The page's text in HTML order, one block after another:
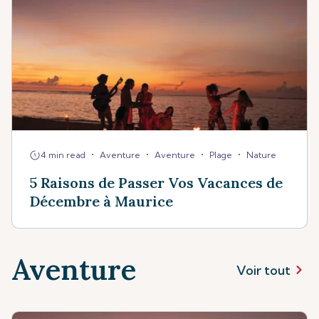
4 min read • Aventure • Aventure • Plage • Nature
5 Raisons de Passer Vos Vacances de
Décembre à Maurice
Aventure Voir tout